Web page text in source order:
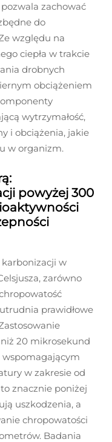
zachować
do
względu na
ciepła w trakcie
drobnych
obciążeniem
wytrzymałość,
i obciążenia, jakie
w organizm.
powyżej 300
karbonizacji w
zarówno
prawidłowe
20 mikrosekund
wspomagającym
w zakresie od
to znacznie poniżej
uszkodzenia, a
chropowatości
Badania